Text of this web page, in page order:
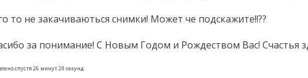
то не закачиваються снимки! Может че подскажите!!??
за понимание! С Новым Годом и Рождеством Вас! Счастья
спустя 26 минут 29 секунд: